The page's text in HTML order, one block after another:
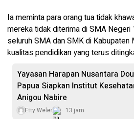
Ia meminta para orang tua tidak
mereka tidak diterima di SMA Negeri
seluruh SMA dan SMK di Kabupaten
kualitas pendidikan yang terus
Yayasan Harapan Nusantara
Papua Siapkan Institut
Anigou Nabire
Etty Weler 13 jam